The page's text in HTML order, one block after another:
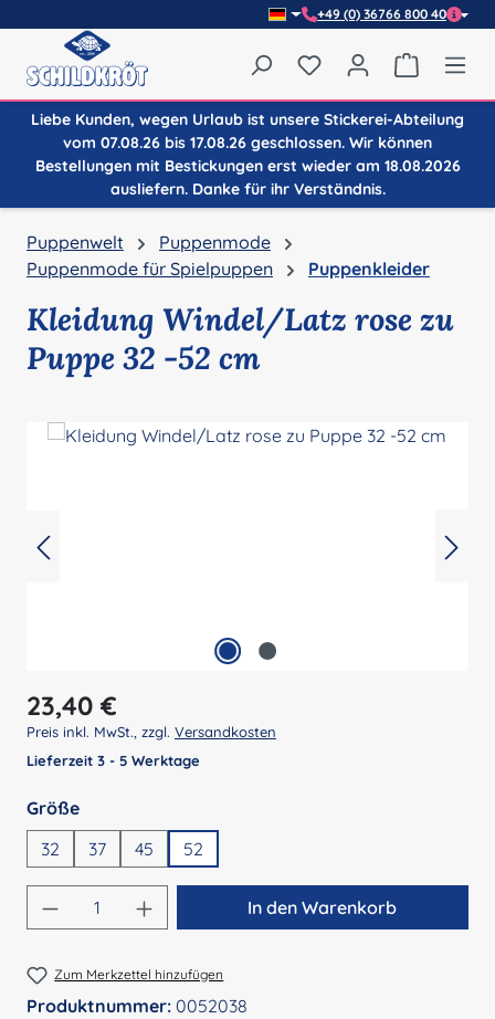
+49 (0) 36766 800 40
Du hast 0 Produkte
Liebe Kunden, wegen Urlaub ist unsere Stickerei-Abteilung
vom 07.08.26 bis 17.08.26 geschlossen. Wir können
Bestellungen mit Bestickungen erst wieder am 18.08.2026
ausliefern. Danke für ihr Verständnis.
Puppenwelt
Puppenmode
Puppenmode für Spielpuppen
Puppenkleider
Kleidung Windel/Latz rose zu
Puppe 32 -52 cm
Regulärer Preis:
23,40 €
Preis inkl. MwSt., zzgl. Versandkosten
Lieferzeit 3 - 5 Werktage
Größeauswählen
32
37 45 52
Produkt Anzahl: Gib den gewünschten
In den Warenkorb
Zum Merkzettel hinzufügen
Produktnummer: 0052038